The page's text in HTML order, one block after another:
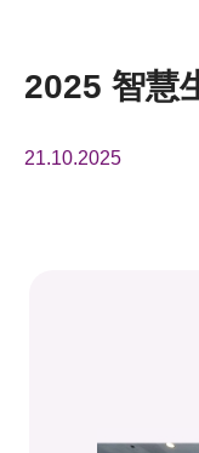
2025 智慧
21.10.2025